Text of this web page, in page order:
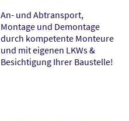
An- und Abtransport,
Montage und Demontage
durch kompetente Monteure
und mit eigenen LKWs &
Besichtigung Ihrer Baustelle!